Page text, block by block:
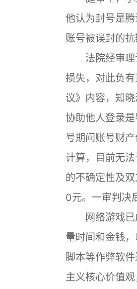
他认为封号是
账号被误封的抗
法院经审理认
损失，对此负
议》内容，知
协助他人登录
号期间账号财
计算，目前无
的不确定性及
0元。一审判决
网络游戏已成
量时间和金钱
脚本等作弊软
主义核心价值